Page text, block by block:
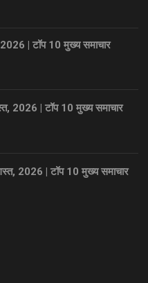
| टॉप 10 मुख्य समाचार
2026 | टॉप 10 मुख्य समाचार
2026 | टॉप 10 मुख्य समाचार